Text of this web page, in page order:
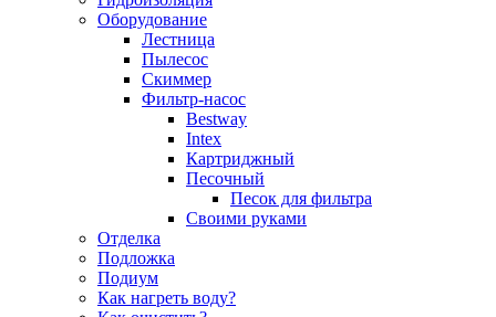
Оборудование
Лестница
Пылесос
Скиммер
Фильтр-насос
Bestway
Intex
Картриджный
Песочный
Песок для фильтра
Своими руками
Отделка
Подложка
Подиум
Как нагреть воду?